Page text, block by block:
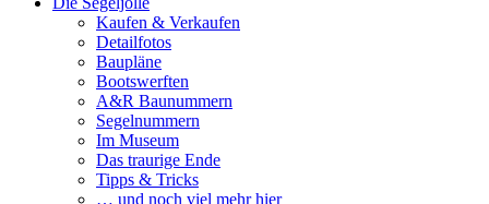
Kaufen & Verkaufen
Detailfotos
Baupläne
Bootswerften
A&R Baunummern
Segelnummern
Im Museum
Das traurige Ende
Tipps & Tricks
… und noch viel mehr hier